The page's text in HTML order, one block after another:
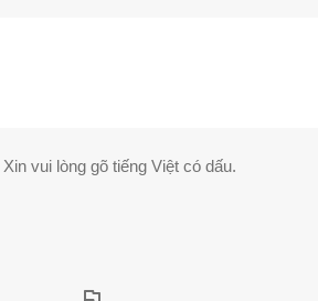
vui lòng gõ tiếng Việt có dấu.